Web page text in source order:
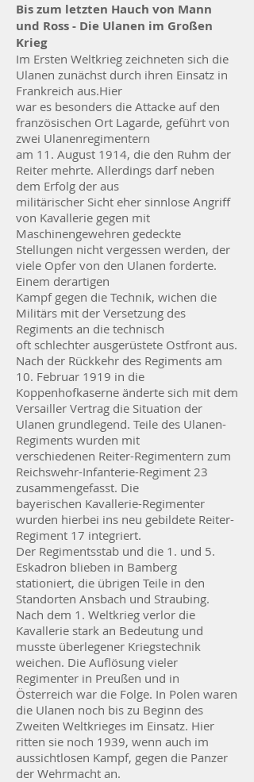
Bis zum letzten Hauch von Mann
und Ross - Die Ulanen im Großen
Krieg
Im Ersten Weltkrieg zeichneten sich die
Ulanen zunächst durch ihren Einsatz in
Frankreich aus.Hier
war es besonders die Attacke auf den
französischen Ort Lagarde, geführt von
zwei Ulanenregimentern
am 11. August 1914, die den Ruhm der
Reiter mehrte. Allerdings darf neben
dem Erfolg der aus
militärischer Sicht eher sinnlose Angriff
von Kavallerie gegen mit
Maschinengewehren gedeckte
Stellungen nicht vergessen werden, der
viele Opfer von den Ulanen forderte.
Einem derartigen
Kampf gegen die Technik, wichen die
Militärs mit der Versetzung des
Regiments an die technisch
oft schlechter ausgerüstete Ostfront aus.
Nach der Rückkehr des Regiments am
10. Februar 1919 in die
Koppenhofkaserne änderte sich mit dem
Versailler Vertrag die Situation der
Ulanen grundlegend. Teile des Ulanen-
Regiments wurden mit
verschiedenen Reiter-Regimentern zum
Reichswehr-Infanterie-Regiment 23
zusammengefasst. Die
bayerischen Kavallerie-Regimenter
wurden hierbei ins neu gebildete Reiter-
Regiment 17 integriert.
Der Regimentsstab und die 1. und 5.
Eskadron blieben in Bamberg
stationiert, die übrigen Teile in den
Standorten Ansbach und Straubing.
Nach dem 1. Weltkrieg verlor die
Kavallerie stark an Bedeutung und
musste überlegener Kriegstechnik
weichen. Die Auflösung vieler
Regimenter in Preußen und in
Österreich war die Folge. In Polen waren
die Ulanen noch bis zu Beginn des
Zweiten Weltkrieges im Einsatz. Hier
ritten sie noch 1939, wenn auch im
aussichtlosen Kampf, gegen die Panzer
der Wehrmacht an.